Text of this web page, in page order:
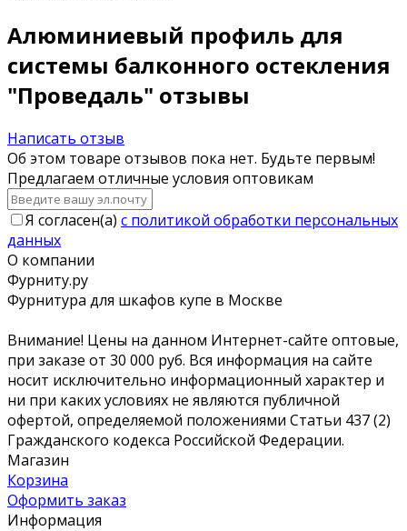
Алюминиевый профиль для
системы балконного остекления
"Проведаль" отзывы
Написать отзыв
Об этом товаре отзывов пока нет. Будьте первым!
Предлагаем отличные условия оптовикам
Я согласен(a) с политикой обработки персональных
данных
О компании
Фурниту.ру
Фурнитура для шкафов купе в Москве
Внимание! Цены на данном Интернет-сайте оптовые,
при заказе от 30 000 руб. Вся информация на сайте
носит исключительно информационный характер и
ни при каких условиях не являются публичной
офертой, определяемой положениями Статьи 437 (2)
Гражданского кодекса Российской Федерации.
Магазин
Корзина
Оформить заказ
Информация